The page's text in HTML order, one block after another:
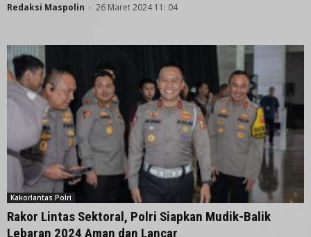
Redaksi Maspolin - 26 Maret 2024 11: 04
Kakorlantas Polri
Rakor Lintas Sektoral, Polri Siapkan Mudik-Balik
Lebaran 2024 Aman dan Lancar